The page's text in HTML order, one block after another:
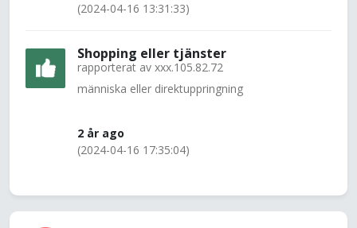
(2024-04-16 13:31:33)
Shopping eller tjänster
rapporterat av xxx.105.82.72
människa eller direktuppringning
2 år ago
(2024-04-16 17:35:04)